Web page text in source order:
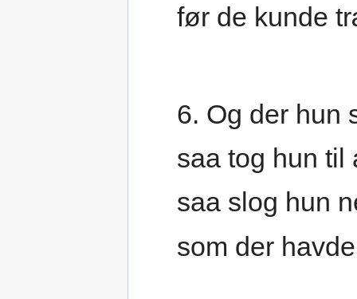
før de kunde
6. Og der hun
saa tog hun til
saa slog hun
som der